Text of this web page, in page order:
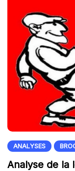
ANALYSES
Analyse de la